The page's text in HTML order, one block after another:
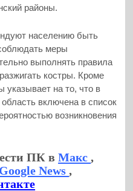
районы.
населению быть
меры
выполнять правила
костры. Кроме
указывает на то, что в
включена в список
возникновения
ПК вМакс,
Google News,